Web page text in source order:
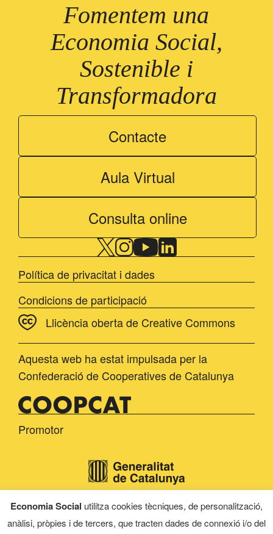
Fomentem una
Economia Social,
Sostenible i
Transformadora
Contacte
Aula Virtual
Consulta online
Política de privacitat i dades
Condicions de participació
Llicència oberta de Creative Commons
Aquesta web ha estat impulsada per la
Confederació de Cooperatives de Catalunya
Promotor
Finançament
Economia Social utilitza cookies tècniques, de personalització,
anàlisi, pròpies i de tercers, que tracten dades de connexió i/o del